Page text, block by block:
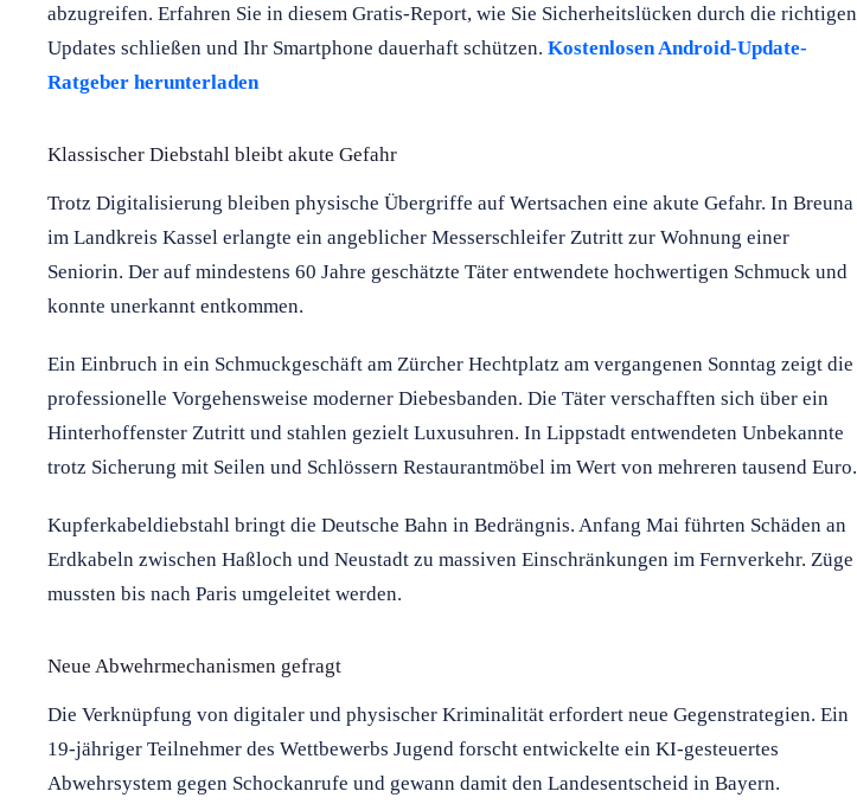
abzugreifen. Erfahren Sie in diesem Gratis-Report, wie Sie Sicherheitslücken durch die richtigen
Updates schließen und Ihr Smartphone dauerhaft schützen. Kostenlosen Android-Update-
Ratgeber herunterladen
Klassischer Diebstahl bleibt akute Gefahr
Trotz Digitalisierung bleiben physische Übergriffe auf Wertsachen eine akute Gefahr. In Breuna
im Landkreis Kassel erlangte ein angeblicher Messerschleifer Zutritt zur Wohnung einer
Seniorin. Der auf mindestens 60 Jahre geschätzte Täter entwendete hochwertigen Schmuck und
konnte unerkannt entkommen.
Ein Einbruch in ein Schmuckgeschäft am Zürcher Hechtplatz am vergangenen Sonntag zeigt die
professionelle Vorgehensweise moderner Diebesbanden. Die Täter verschafften sich über ein
Hinterhoffenster Zutritt und stahlen gezielt Luxusuhren. In Lippstadt entwendeten Unbekannte
trotz Sicherung mit Seilen und Schlössern Restaurantmöbel im Wert von mehreren tausend Euro.
Kupferkabeldiebstahl bringt die Deutsche Bahn in Bedrängnis. Anfang Mai führten Schäden an
Erdkabeln zwischen Haßloch und Neustadt zu massiven Einschränkungen im Fernverkehr. Züge
mussten bis nach Paris umgeleitet werden.
Neue Abwehrmechanismen gefragt
Die Verknüpfung von digitaler und physischer Kriminalität erfordert neue Gegenstrategien. Ein
19-jähriger Teilnehmer des Wettbewerbs Jugend forscht entwickelte ein KI-gesteuertes
Abwehrsystem gegen Schockanrufe und gewann damit den Landesentscheid in Bayern.